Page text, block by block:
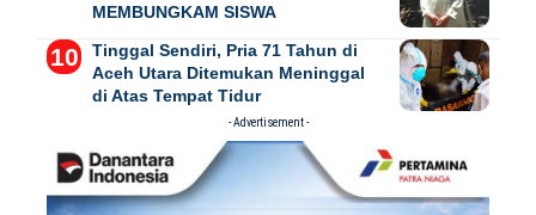
MEMBUNGKAM SISWA
Tinggal Sendiri, Pria 71 Tahun di
Aceh Utara Ditemukan Meninggal
di Atas Tempat Tidur
- Advertisement -